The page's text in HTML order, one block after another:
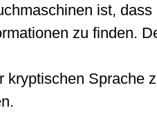
ist,
zu finden.
Sprache